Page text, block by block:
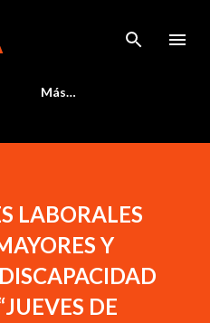
Más…
LABORALES
Y
DE